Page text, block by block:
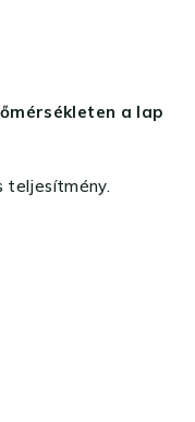
a lap
teljesítmény.